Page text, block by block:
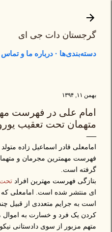
گرجستان دات جی ای
دسته‌بندی‌ها درباره ما و تماس
بهمن ۱۱, ۱۳۹۴
امام علی در فهرست
متهمان تحت تعقیب
فهرست مهمترین مجرمان و
گرفته است.
بتازگی فهرست مهترین افراد تحت
ای منتشر شده است. امامعلی
است به جرایم متعددی از قبیل
کردن یک فرد و خسارت به
متهم مزبور از سوی دادستانی